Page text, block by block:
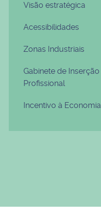
Visão estratégica
Acessibilidades
Zonas Industriais
Gabinete de Inserção
Profissional
Incentivo à Economia